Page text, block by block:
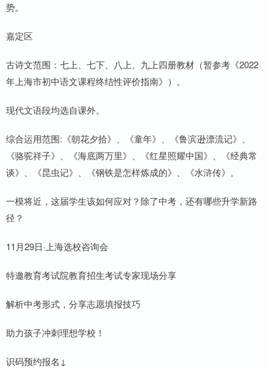
势。
嘉定区
古诗文范围：七上、七下、八上、九上四册教材（暂参考《2022
年上海市初中语文课程终结性评价指南》）。
现代文语段均选自课外。
综合运用范围:《朝花夕拾》、《童年》、《鲁滨逊漂流记》、
《骆驼祥子》、《海底两万里》、《红星照耀中国》、《经典常
谈》、《昆虫记》、《钢铁是怎样炼成的》、《水浒传》。
一模将近，这届学生该如何应对？除了中考，还有哪些升学新路
径？
11月29日·上海选校咨询会
特邀教育考试院教育招生考试专家现场分享
解析中考形式，分享志愿填报技巧
助力孩子冲刺理想学校！
识码预约报名↓